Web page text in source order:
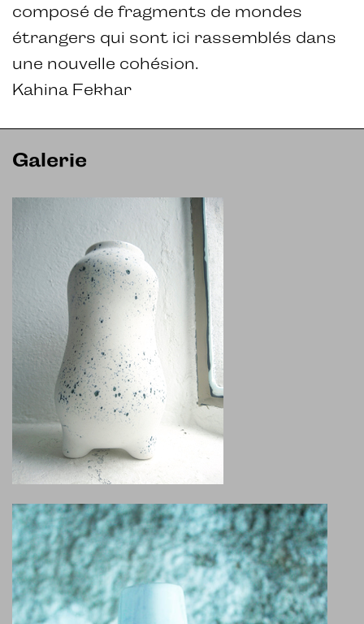
composé de fragments de mondes
étrangers qui sont ici rassemblés dans
une nouvelle cohésion.
Kahina Fekhar
Galerie